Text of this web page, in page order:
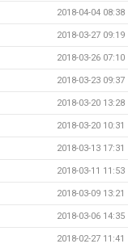
2018-04-04 08:38
2018-03-27 09:19
2018-03-26 07:10
2018-03-23 09:37
2018-03-20 13:28
2018-03-20 10:31
2018-03-13 17:31
2018-03-11 11:53
2018-03-09 13:21
2018-03-06 14:35
2018-02-27 11:41